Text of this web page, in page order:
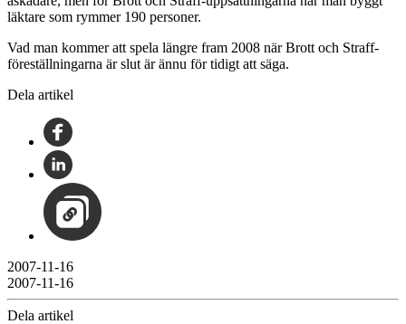
läktare som rymmer 190 personer.
Vad man kommer att spela längre fram 2008 när Brott och Straff-
föreställningarna är slut är ännu för tidigt att säga.
Dela artikel
2007-11-16
2007-11-16
Dela artikel